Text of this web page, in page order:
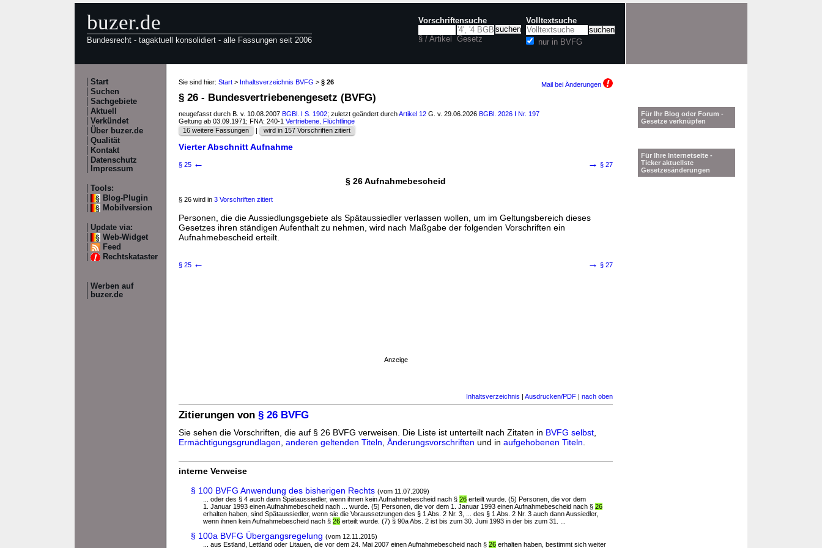
buzer.de
Bundesrecht - tagaktuell konsolidiert - alle Fassungen seit 2006
Vorschriftensuche
§ / Artikel Gesetz
Volltextsuche
nur in BVFG
Start
Suchen
Sachgebiete
Aktuell
Verkündet
Über buzer.de
Qualität
Kontakt
Datenschutz
Impressum
Tools:
Blog-Plugin
Mobilversion
Update via:
Web-Widget
Feed
Rechtskataster
Werben auf
buzer.de
Sie sind hier: Start > Inhaltsverzeichnis BVFG > § 26 Mail bei Änderungen
§ 26 - Bundesvertriebenengesetz (BVFG)
neugefasst durch B. v. 10.08.2007 BGBl. I S. 1902; zuletzt geändert durchArtikel 12 G. v. 29.06.2026 BGBl. 2026 I Nr. 197
Geltung ab 03.09.1971; FNA: 240-1 Vertriebene, Flüchtlinge
16 weitere Fassungen
| wird in 157 Vorschriften zitiert
Vierter Abschnitt Aufnahme
§ 25 ← → § 27
§ 26 Aufnahmebescheid
§ 26 wird in 3 Vorschriften zitiert
Personen, die die Aussiedlungsgebiete als Spätaussiedler verlassen wollen, um im Geltungsbereich dieses
Gesetzes ihren ständigen Aufenthalt zu nehmen, wird nach Maßgabe der folgenden Vorschriften ein
Aufnahmebescheid erteilt.
§ 25 ← → § 27
Anzeige
Inhaltsverzeichnis | Ausdrucken/PDF | nach oben
Zitierungen von § 26 BVFG
Sie sehen die Vorschriften, die auf § 26 BVFG verweisen. Die Liste ist unterteilt nach Zitaten in BVFG selbst
Ermächtigungsgrundlagen anderen geltenden Titeln Änderungsvorschriften und in aufgehobenen Titeln
interne Verweise
§ 100 BVFG Anwendung des bisherigen Rechts (vom 11.07.2009)
... oder des § 4 auch dann Spätaussiedler, wenn ihnen kein Aufnahmebescheid nach § 26 erteilt wurde. (5) Personen, die vor dem
1. Januar 1993 einen Aufnahmebescheid nach ... wurde. (5) Personen, die vor dem 1. Januar 1993 einen Aufnahmebescheid nach § 26
erhalten haben, sind Spätaussiedler, wenn sie die Voraussetzungen des § 1 Abs. 2 Nr. 3, ... des § 1 Abs. 2 Nr. 3 auch dann Aussiedler,
wenn ihnen kein Aufnahmebescheid nach § 26 erteilt wurde. (7) § 90a Abs. 2 ist bis zum 30. Juni 1993 in der bis zum 31. ...
§ 100a BVFG Übergangsregelung (vom 12.11.2015)
... aus Estland, Lettland oder Litauen, die vor dem 24. Mai 2007 einen Aufnahmebescheid nach § 26 erhalten haben, bestimmt sich weiter
Für Ihr Blog oder Forum -
Gesetze verknüpfen
Für Ihre Internetseite -
Ticker aktuellste
Gesetzesänderungen